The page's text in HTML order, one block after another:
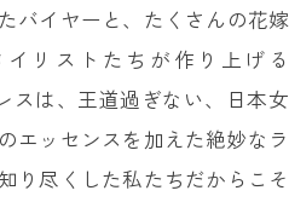
バイヤーと、たくさんの花嫁
リストたちが作り上げる
スは、王道過ぎない、日本女
エッセンスを加えた絶妙なラ
り尽くした私たちだからこそ